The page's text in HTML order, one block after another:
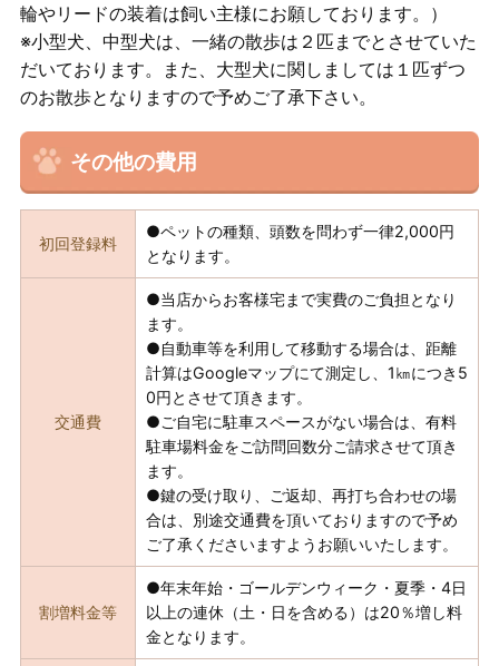
輪やリードの装着は飼い主様にお願しております。）
※小型犬、中型犬は、一緒の散歩は２匹までとさせていた
だいております。また、大型犬に関しましては１匹ずつ
のお散歩となりますので予めご了承下さい。
その他の費用
初回登録料
●ペットの種類、頭数を問わず一律2,000円
となります。
交通費
●当店からお客様宅まで実費のご負担となり
ます。
●自動車等を利用して移動する場合は、距離
計算はGoogleマップにて測定し、1㎞につき5
0円とさせて頂きます。
●ご自宅に駐車スペースがない場合は、有料
駐車場料金をご訪問回数分ご請求させて頂き
ます。
●鍵の受け取り、ご返却、再打ち合わせの場
合は、別途交通費を頂いておりますので予め
ご了承くださいますようお願いいたします。
割増料金等
●年末年始・ゴールデンウィーク・夏季・4日
以上の連休（土・日を含める）は20％増し料
金となります。